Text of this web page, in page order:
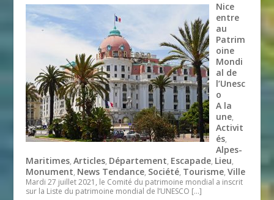
Nice
entre
au
Patrim
oine
Mondi
al de
l’Unesc
o
A la
une,
Activit
és,
Alpes-
Maritimes,Articles, Département, Escapade, Lieu,
Monument, News Tendance, Société, Tourisme,Ville
Mardi 27 juillet 2021, le Comité du patrimoine mondial a inscrit
sur la Liste du patrimoine mondial de l’UNESCO […]